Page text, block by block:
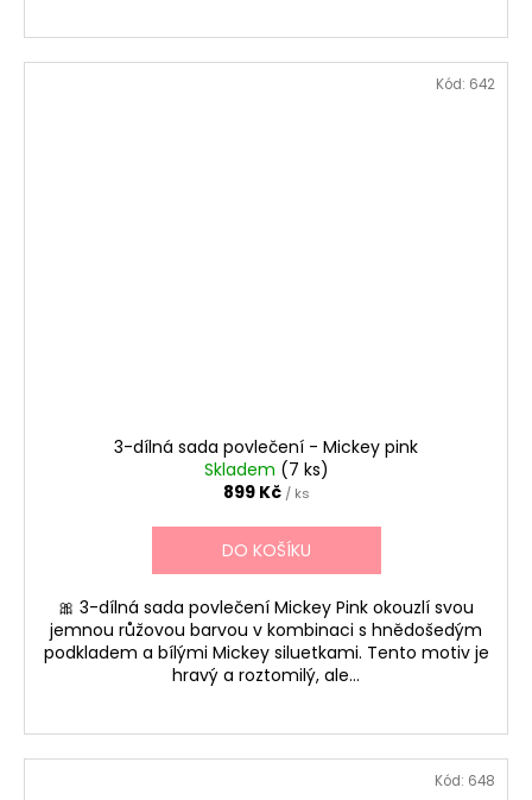
3-dílná sada povlečení - Mickey pink
Skladem (7 ks)
899 Kč / ks
DO KOŠÍKU
🎀 3-dílná sada povlečení Mickey Pink okouzlí svou
jemnou růžovou barvou v kombinaci s hnědošedým
podkladem a bílými Mickey siluetkami. Tento motiv je
hravý a roztomilý, ale...
Kód: 642
Kód: 648